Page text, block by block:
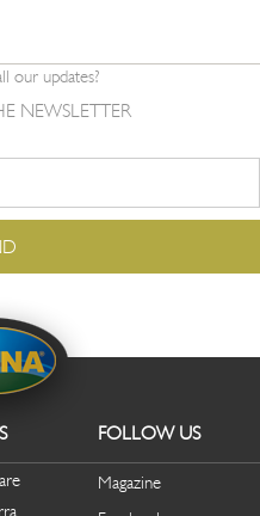
our updates?
NEWSLETTER
FOLLOW US
Magazine